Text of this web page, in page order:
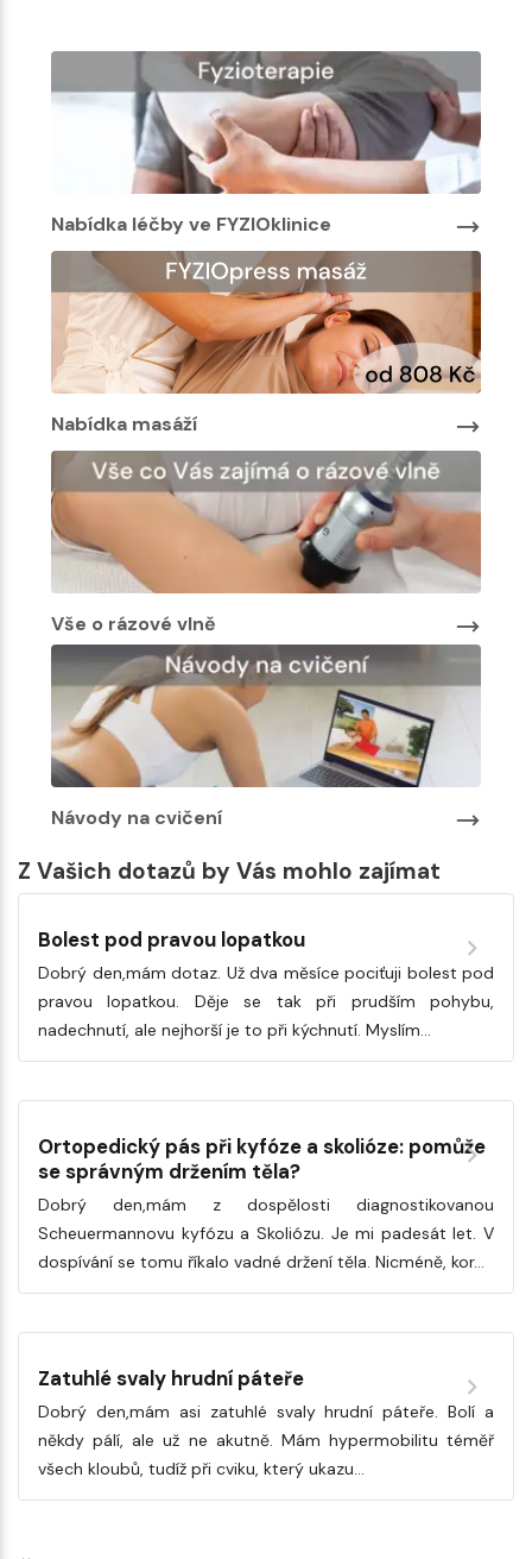
Nabídka léčby ve FYZIOklinice
Nabídka masáží
Vše o rázové vlně
Návody na cvičení
Z Vašich dotazů by Vás mohlo zajímat
Bolest pod pravou lopatkou
Dobrý den,mám dotaz. Už dva měsíce pociťuji bolest pod
pravou lopatkou. Děje se tak při prudším pohybu,
nadechnutí, ale nejhorší je to při kýchnutí. Myslím…
Ortopedický pás při kyfóze a skolióze: pomůže
se správným držením těla?
Dobrý den,mám z dospělosti diagnostikovanou
Scheuermannovu kyfózu a Skoliózu. Je mi padesát let. V
dospívání se tomu říkalo vadné držení těla. Nicméně, kor…
Zatuhlé svaly hrudní páteře
Dobrý den,mám asi zatuhlé svaly hrudní páteře. Bolí a
někdy pálí, ale už ne akutně. Mám hypermobilitu téměř
všech kloubů, tudíž při cviku, který ukazu…